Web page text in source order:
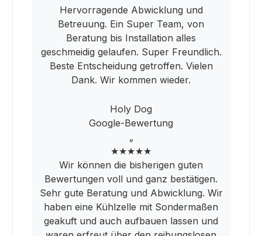
Hervorragende Abwicklung und
Betreuung. Ein Super Team, von
Beratung bis Installation alles
geschmeidig gelaufen. Super Freundlich.
Beste Entscheidung getroffen. Vielen
Dank. Wir kommen wieder.
Holy Dog
Google-Bewertung
„
★★★★★
Wir können die bisherigen guten
Bewertungen voll und ganz bestätigen.
Sehr gute Beratung und Abwicklung. Wir
haben eine Kühlzelle mit Sondermaßen
geakuft und auch aufbauen lassen und